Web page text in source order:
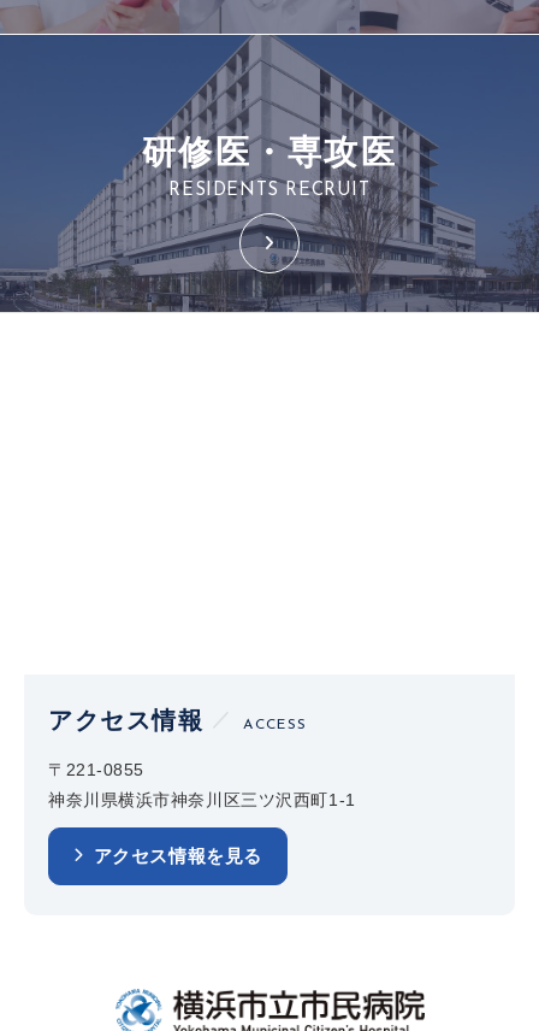
研修医・専攻医
RESIDENTS RECRUIT
アクセス情報 ACCESS
〒221-0855
神奈川県横浜市神奈川区三ツ沢西町1-1
アクセス情報を見る